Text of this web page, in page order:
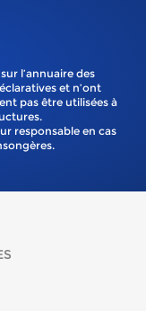
l’annuaire des
et n’ont
pas être utilisées à
responsable en cas